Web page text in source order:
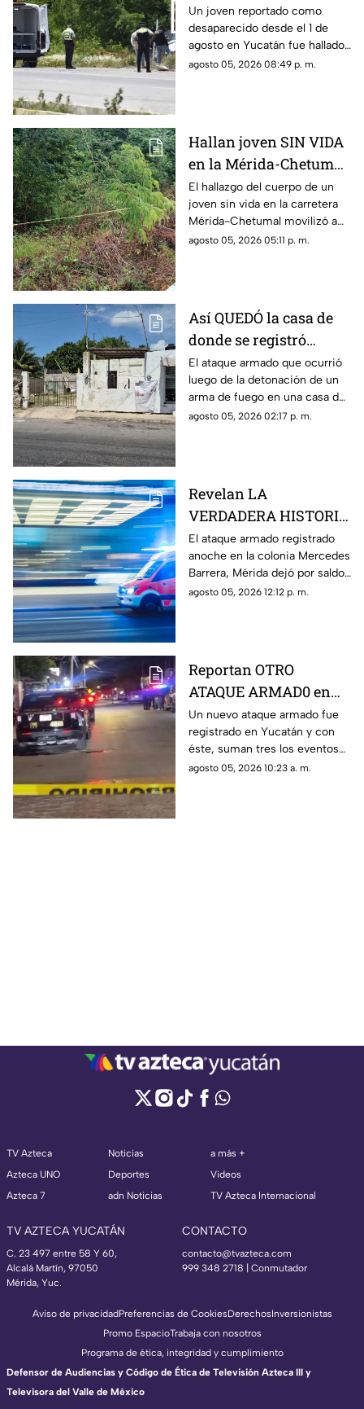
Mérida-Chetumal? Esto
se sabe
Un joven reportado como
desaparecido desde el 1 de
agosto en Yucatán fue hallado
sin vida en la carretera Mérida-
agosto 05, 2026 08:49 p. m.
Hallan joven SIN VIDA
en la Mérida-Chetumal;
el mal olor alertó a los
automovilistas
El hallazgo del cuerpo de un
joven sin vida en la carretera
Mérida-Chetumal movilizó a
las autoridades durante este
agosto 05, 2026 05:11 p. m.
Así QUEDÓ la casa de
donde se registró
anoche ocurrió un
ATAQUE ARM4DO y
hombre bal3ado
El ataque armado que ocurrió
luego de la detonación de un
arma de fuego en una casa de
la colonia Mercedes Barrera,
agosto 05, 2026 02:17 p. m.
Revelan LA
VERDADERA HISTORIA
de lo que pasó anoche
en la Mercedes Barrera,
Mérida donde se
registró OTRO ATAQUE
El ataque armado registrado
anoche en la colonia Mercedes
Barrera, Mérida dejó por saldo
un hombre baleado y una
agosto 05, 2026 12:12 p. m.
Reportan OTRO
ATAQUE ARMAD0 en
menos de 24 horas en
Yucatán, ahora en la
Mercedes Barrera
Un nuevo ataque armado fue
registrado en Yucatán y con
éste, suman tres los eventos
con arma de fuego ocurridos
agosto 05, 2026 10:23 a. m.
TV Azteca
Azteca UNO
Azteca 7
Noticias
Deportes
adn Noticias
a más +
Videos
TV Azteca Internacional
TV AZTECA YUCATÁN
C. 23 497 entre 58 Y 60,
Alcalá Martín, 97050
Mérida, Yuc.
CONTACTO
contacto@tvazteca.com
999 348 2718 | Conmutador
Aviso de privacidadPreferencias de CookiesDerechosInversionistas
Promo EspacioTrabaja con nosotros
Programa de ética, integridad y cumplimiento
Defensor de Audiencias y Código de Ética de Televisión Azteca III y
Televisora del Valle de México